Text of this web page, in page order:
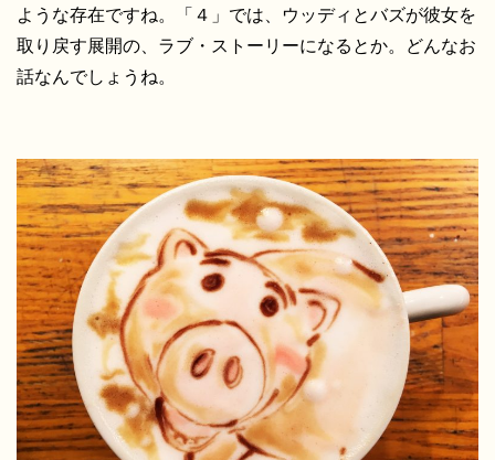
ような存在ですね。「４」では、ウッディとバズが彼女を
取り戻す展開の、ラブ・ストーリーになるとか。どんなお
話なんでしょうね。